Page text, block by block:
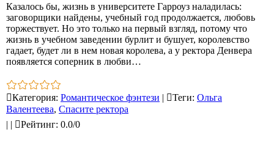
Казалось бы, жизнь в университете Гарроуз наладилась:
заговорщики найдены, учебный год продолжается, любовь
торжествует. Но это только на первый взгляд, потому что
жизнь в учебном заведении бурлит и бушует, королевство
гадает, будет ли в нем новая королева, а у ректора Денвера
появляется соперник в любви…
Категория: Романтическое фэнтези | Теги: Ольга
Валентеева, Спасите ректора
| | Рейтинг: 0.0/0